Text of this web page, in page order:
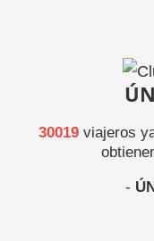
30019viajeros
-